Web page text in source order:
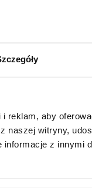
aby
witryny,
z innymi